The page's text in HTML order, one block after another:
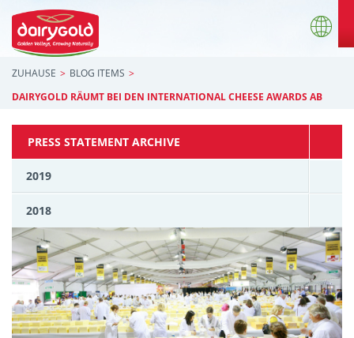
ZUHAUSE
BLOG ITEMS
DAIRYGOLD RÄUMT BEI DEN INTERNATIONAL CHEESE AWARDS AB
PRESS STATEMENT ARCHIVE
2019
2018